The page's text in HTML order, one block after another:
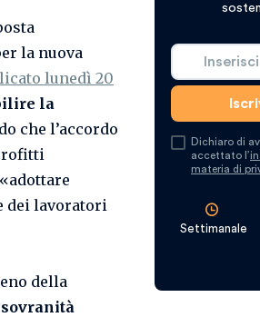
Dichiaro di
accettato l’
materia di
Settimanale
la nuova
lunedì 20
la
che l’accordo
dei lavoratori
della